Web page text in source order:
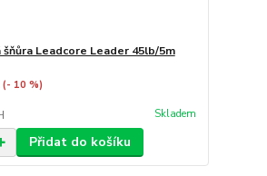
šňůra Leadcore Leader 45lb/5m
(- 10 %)
Skladem
Přidat do košíku